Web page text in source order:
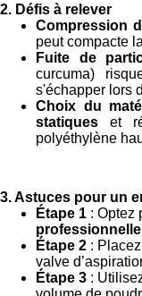
2. Défis à relever
Compression
peut compacte
Fuite de
curcuma)
s'échapper lors
Choix du
statiques
et
polyéthylène
3. Astuces pour un
Étape 1 : Optez
professionnelle
Étape 2 :
valve
Étape 3 :